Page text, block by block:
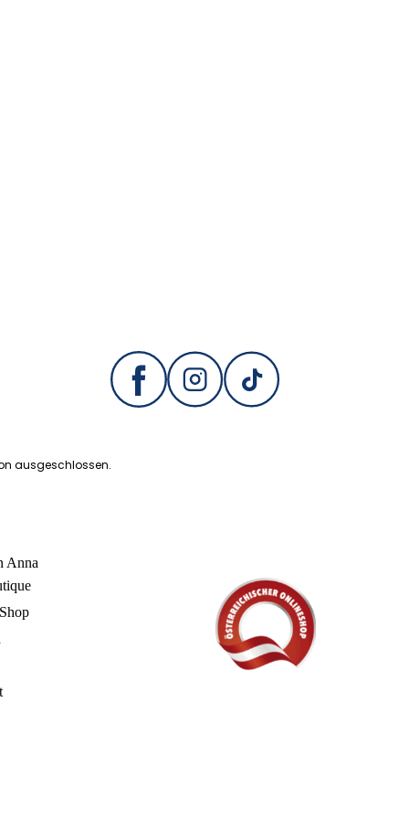
ausgeschlossen.
Anna